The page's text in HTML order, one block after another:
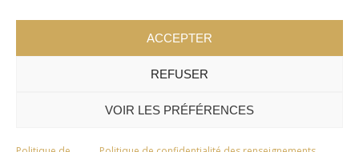
ACCEPTER
REFUSER
VOIR LES PRÉFÉRENCES
© 2024 Cercle Kaizen. Tous droits réservés -